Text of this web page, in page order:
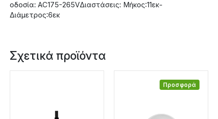
οδοσία: AC175-265VΔιαστάσεις: Μήκος:11εκ-
Διάμετρος:6εκ
Σχετικά προϊόντα
Προσφορά